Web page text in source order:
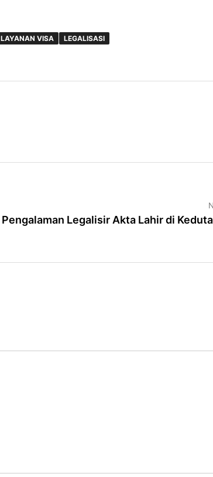
LAYANAN VISA LEGALISASI
Pengalaman Legalisir Akta Lahir di